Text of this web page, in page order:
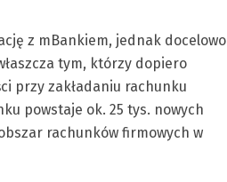
z mBankiem, jednak docelowo
tym, którzy dopiero
przy zakładaniu rachunku
powstaje ok. 25 tys. nowych
rachunków firmowych w